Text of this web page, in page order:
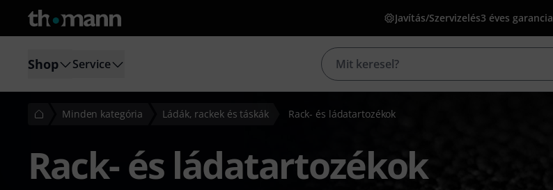
Javítás/Szervizelés3 éves garancia
Shop Service
Minden kategória Ládák, rackek és táskák Rack- és ládatartozékok
Rack- és ládatartozékok